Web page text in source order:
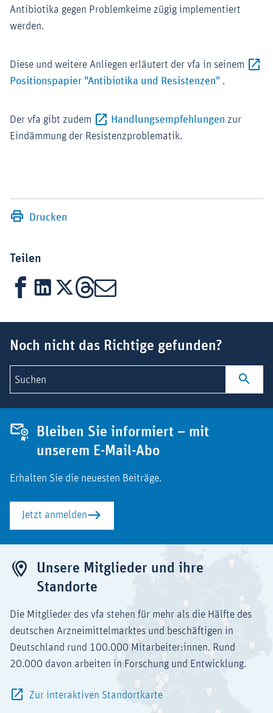
Antibiotika gegen Problemkeime zügig implementiert
werden.
Diese und weitere Anliegen erläutert der vfa in seinem
Positionspapier "Antibiotika und Resistenzen" Externer-
.
Der vfa gibt zudem Handlungsempfehlungen Externer-
zur
Eindämmung der Resistenzproblematik.
Drucken
Teilen
FacebookLinkedIn
X Threads
Mail
Noch nicht das Richtige gefunden?
Suchen
Bleiben Sie informiert – mit
unserem E-Mail-Abo
Erhalten Sie die neuesten Beiträge.
Jetzt anmelden
Unsere Mitglieder und ihre
Standorte
Die Mitglieder des vfa stehen für mehr als die Hälfte des
deutschen Arzneimittelmarktes und beschäftigen in
Deutschland rund 100.000 Mitarbeiter:innen. Rund
20.000 davon arbeiten in Forschung und Entwicklung.
Zur interaktiven Standortkarte